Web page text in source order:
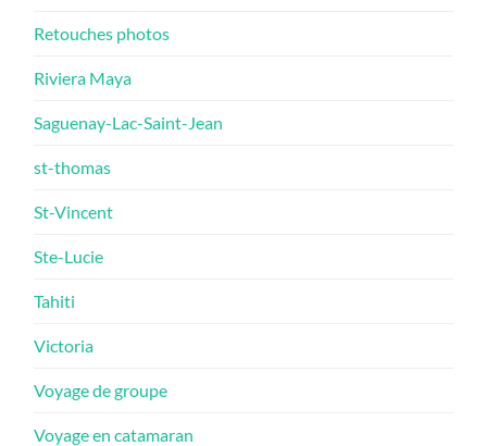
Retouches photos
Riviera Maya
Saguenay-Lac-Saint-Jean
st-thomas
St-Vincent
Ste-Lucie
Tahiti
Victoria
Voyage de groupe
Voyage en catamaran